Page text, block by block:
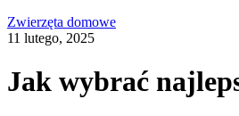
Zwierzęta domowe
11 lutego, 2025
Jak wybrać